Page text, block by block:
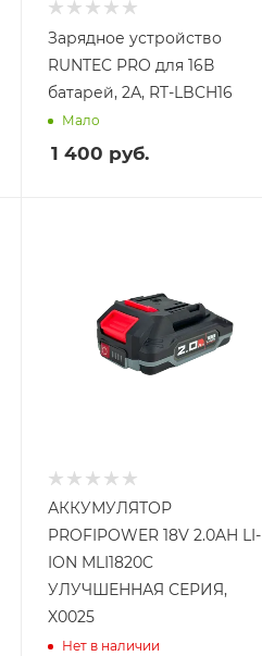
Зарядное устройство
RUNTEC PRO для 16В
батарей, 2А, RT-LBCH16
Мало
1 400 руб.
АККУМУЛЯТОР
PROFIPOWER 18V 2.0AH LI-
ION MLI1820C
УЛУЧШЕННАЯ СЕРИЯ,
X0025
Нет в наличии